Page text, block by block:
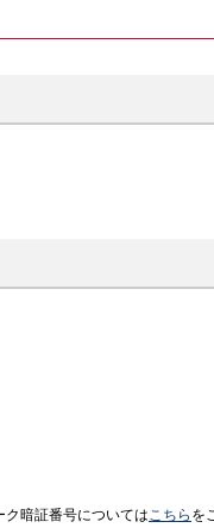
ク暗証番号についてはこちら を